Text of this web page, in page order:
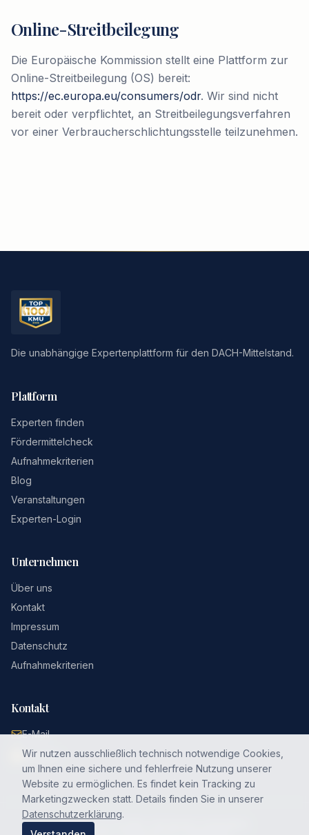
Online-Streitbeilegung
Die Europäische Kommission stellt eine Plattform zur
Online-Streitbeilegung (OS) bereit:
https://ec.europa.eu/consumers/odr. Wir sind nicht
bereit oder verpflichtet, an Streitbeilegungsverfahren
vor einer Verbraucherschlichtungsstelle teilzunehmen.
Die unabhängige Expertenplattform für den DACH-Mittelstand.
Plattform
Experten finden
Fördermittelcheck
Aufnahmekriterien
Blog
Veranstaltungen
Experten-Login
Unternehmen
Über uns
Kontakt
Impressum
Datenschutz
Aufnahmekriterien
Kontakt
E-Mail
LinkedIn
©2026Top 100 KMU. Alle Rechte vorbehalten.
Wir nutzen ausschließlich technisch notwendige Cookies,
um Ihnen eine sichere und fehlerfreie Nutzung unserer
Website zu ermöglichen. Es findet kein Tracking zu
Marketingzwecken statt. Details finden Sie in unserer
Datenschutzerklärung.